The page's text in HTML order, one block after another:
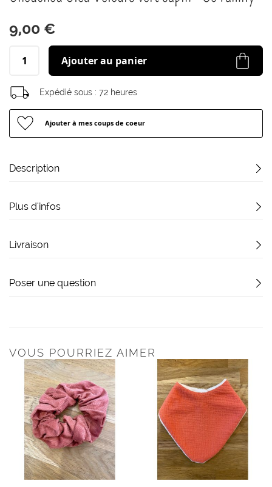
début
la
9,00 €
Ajouter au panier
Expédié sous : 72 heures
Ajouter à mes coups de coeur
Description
Plus d'infos
Livraison
Poser une question
VOUS POURRIEZ AIMER